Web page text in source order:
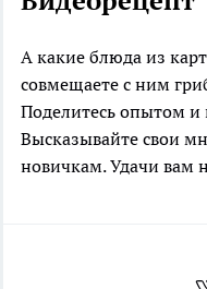
А какие блюда из
совмещаете с ним
Поделитесь опытом
Высказывайте свои
новичкам. Удачи вам